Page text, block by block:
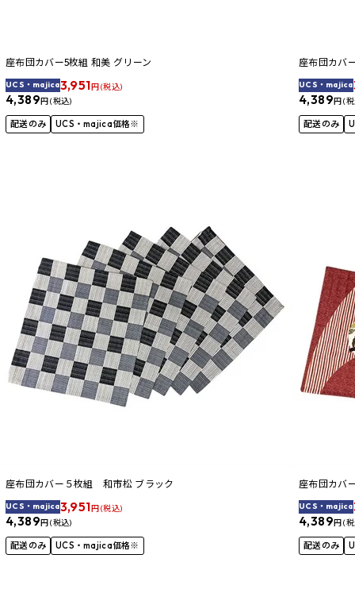
座布団カバー5枚組 和美 グリーン
UCS・majica3,951円 (税込)
4,389円 (税込)
配送のみ UCS・majica価格※
座布団カバ
UCS・majica
4,389円 (
配送のみ
座布団カバー５枚組 和市松 ブラック
UCS・majica3,951円 (税込)
4,389円 (税込)
配送のみ UCS・majica価格※
座布団カバ
UCS・majica
4,389円 (
配送のみ